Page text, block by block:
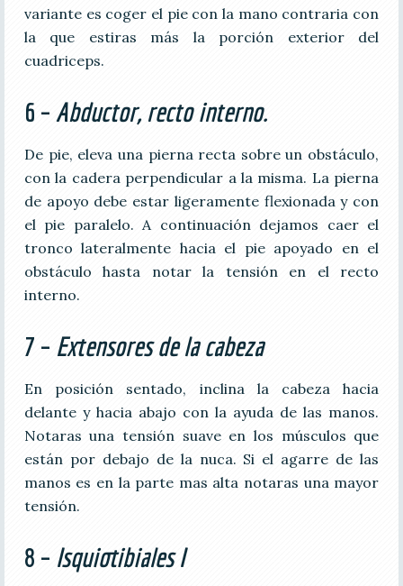
variante es coger el pie con la mano contraria con
la que estiras más la porción exterior del
cuadriceps.
6 – Abductor, recto interno.
De pie, eleva una pierna recta sobre un obstáculo,
con la cadera perpendicular a la misma. La pierna
de apoyo debe estar ligeramente flexionada y con
el pie paralelo. A continuación dejamos caer el
tronco lateralmente hacia el pie apoyado en el
obstáculo hasta notar la tensión en el recto
interno.
7 – Extensores de la cabeza
En posición sentado, inclina la cabeza hacia
delante y hacia abajo con la ayuda de las manos.
Notaras una tensión suave en los músculos que
están por debajo de la nuca. Si el agarre de las
manos es en la parte mas alta notaras una mayor
tensión.
8 – Isquiotibiales I